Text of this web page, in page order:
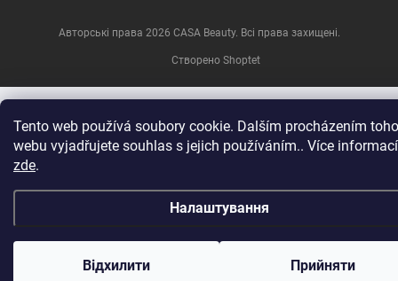
Tento web používá soubory cookie. Dalším procházením
webu vyjadřujete souhlas s jejich používáním.. Více informací
zde.
Налаштування
Відхилити Прийняти
Створено Shoptet
Авторські права 2026 CASA Beauty. Всі права захищені.